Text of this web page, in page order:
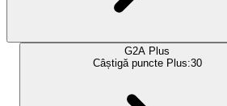
G2A Plus
Câștigă puncte Plus:30